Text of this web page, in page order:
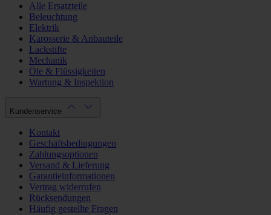
Alle Ersatzteile
Beleuchtung
Elektrik
Karosserie & Anbauteile
Lackstifte
Mechanik
Öle & Flüssigkeiten
Wartung & Inspektion
Kundenservice
Kontakt
Geschäftsbedingungen
Zahlungsoptionen
Versand & Lieferung
Garantieinformationen
Vertrag widerrufen
Rücksendungen
Häufig gestellte Fragen